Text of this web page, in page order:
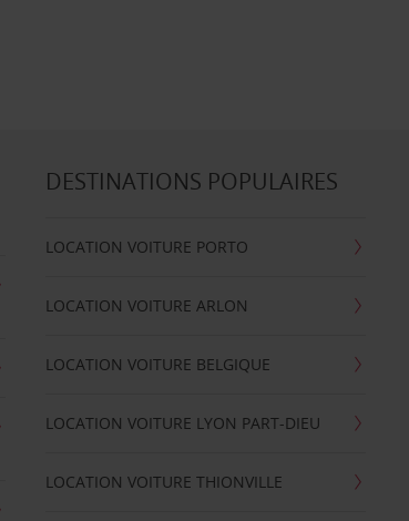
DESTINATIONS POPULAIRES
LOCATION VOITURE PORTO
LOCATION VOITURE ARLON
LOCATION VOITURE BELGIQUE
LOCATION VOITURE LYON PART-DIEU
LOCATION VOITURE THIONVILLE